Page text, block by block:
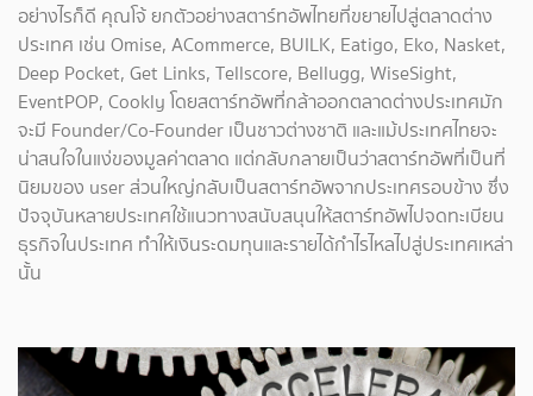
อย่างไรก็ดี คุณโจ้ ยกตัวอย่างสตาร์ทอัพไทยที่ขยายไปสู่ตลาดต่าง
ประเทศ เช่น Omise, ACommerce, BUILK, Eatigo, Eko, Nasket,
Deep Pocket, Get Links, Tellscore, Bellugg, WiseSight,
EventPOP, Cookly โดยสตาร์ทอัพที่กล้าออกตลาดต่างประเทศมัก
จะมี Founder/Co-Founder เป็นชาวต่างชาติ และแม้ประเทศไทยจะ
น่าสนใจในแง่ของมูลค่าตลาด แต่กลับกลายเป็นว่าสตาร์ทอัพที่เป็นที่
นิยมของ user ส่วนใหญ่กลับเป็นสตาร์ทอัพจากประเทศรอบข้าง ซึ่ง
ปัจจุบันหลายประเทศใช้แนวทางสนับสนุนให้สตาร์ทอัพไปจดทะเบียน
ธุรกิจในประเทศ ทำให้เงินระดมทุนและรายได้กำไรไหลไปสู่ประเทศเหล่า
นั้น